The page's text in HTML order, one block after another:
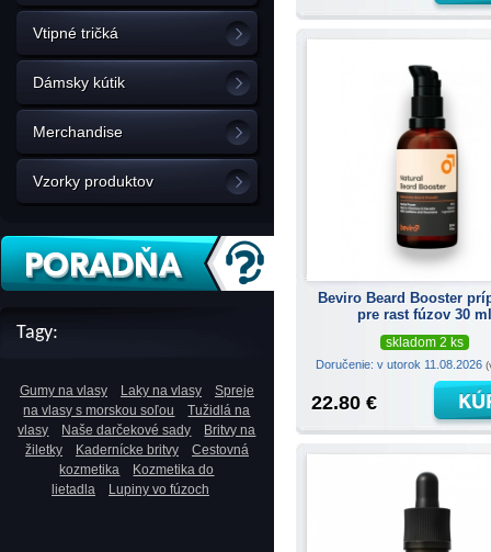
Vtipné tričká
Dámsky kútik
Merchandise
Vzorky produktov
Tagy:
Gumy na vlasy Laky na vlasy
Spreje
na vlasy s morskou soľou
Tužidlá na
vlasy
Naše darčekové sady
Britvy na
žiletky
Kadernícke britvy
Cestovná
kozmetika
Kozmetika do
lietadla
Lupiny vo fúzoch
Beviro Beard Booster
pre rast fúzov 30 ml
skladom 2 ks
Doručenie: v utorok 11.08.2026
22.80 €